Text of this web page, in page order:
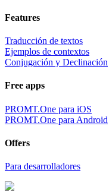
Features
Traducción de textos
Ejemplos de contextos
Conjugación y Declinación
Free apps
PROMT.One para iOS
PROMT.One para Android
Offers
Para desarrolladores